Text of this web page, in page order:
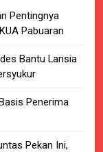
Pentingnya
Pabuaran
Bantu Lansia
Penerima
Pekan Ini,